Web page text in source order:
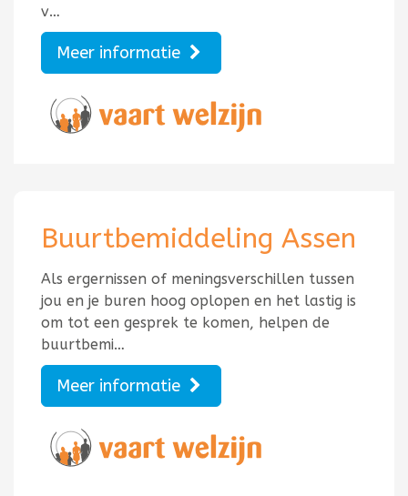
v…
Meer informatie
Buurtbemiddeling Assen
Als ergernissen of meningsverschillen tussen
jou en je buren hoog oplopen en het lastig is
om tot een gesprek te komen, helpen de
buurtbemi…
Meer informatie